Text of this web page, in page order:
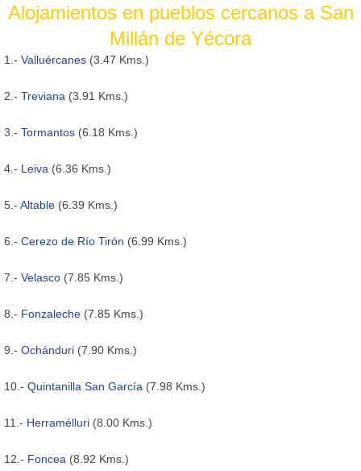
Alojamientos en pueblos cercanos a San
Millán de Yécora
1.- Valluércanes (3.47 Kms.)
2.- Treviana (3.91 Kms.)
3.- Tormantos (6.18 Kms.)
4.- Leiva (6.36 Kms.)
5.- Altable (6.39 Kms.)
6.- Cerezo de Río Tirón (6.99 Kms.)
7.- Velasco (7.85 Kms.)
8.- Fonzaleche (7.85 Kms.)
9.- Ochánduri (7.90 Kms.)
10.- Quintanilla San García (7.98 Kms.)
11.- Herramélluri (8.00 Kms.)
12.- Foncea (8.92 Kms.)